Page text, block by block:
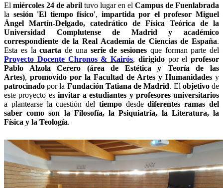
El miércoles 24 de abril tuvo lugar en el Campus de Fuenlabrada
la sesión 'El tiempo físico', impartida por el profesor Miguel
Ángel Martín-Delgado, catedrático de Física Teórica de la
Universidad Complutense de Madrid y académico
correspondiente de la Real Academia de Ciencias de España.
Esta es lacuarta de una serie de sesiones que forman parte del
Proyecto Docente Chronos & Kairós, dirigidopor el profesor
Pablo Alzola Cerero (área de Estética y Teoría de las
Artes), promovido por la Facultad de Artes y Humanidades y
patrocinado porla Fundación Tatiana de Madrid. El objetivode
este proyecto es invitar a estudiantes y profesores universitarios
a plantearse la cuestión del tiempodesdediferentes ramas del
saber como son la Filosofía, la Psiquiatría, la Literatura, la
Física y la Teología.